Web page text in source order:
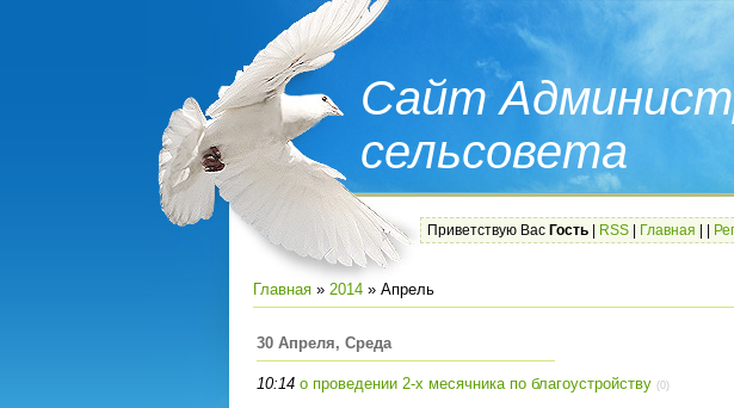
Сайт
сельсовета
Приветствую Вас Гость RSS Главная
Главная » 2014 » Апрель
30 Апреля, Среда
10:14 о проведении 2-х месячника по благоустройству (0)